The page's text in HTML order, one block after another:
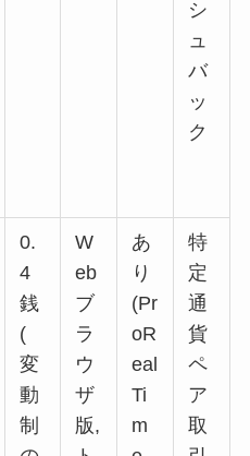
シ
ュ
バ
ッ
ク
0.
4
銭
(
変
動
制
W
eb
ブ
ラ
ウ
ザ
版,
あ
り
(Pr
oR
eal
Ti
m
特
定
通
貨
ペ
ア
取